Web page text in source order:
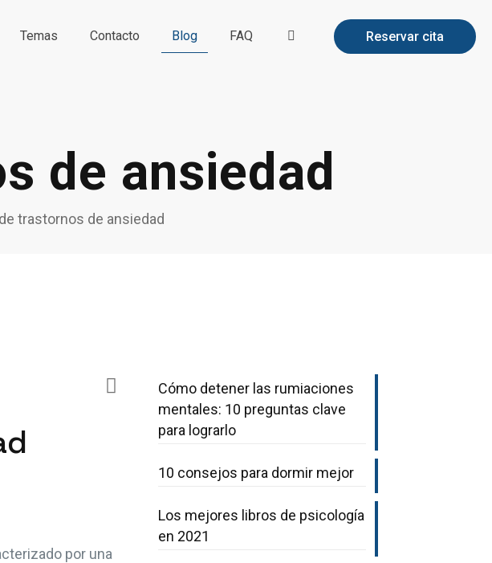
Temas Contacto Blog FAQ Reservar cita
de ansiedad
trastornos de ansiedad
por una
Cómo detener las rumiaciones
mentales: 10 preguntas clave
para lograrlo
10 consejos para dormir mejor
Los mejores libros de psicología
en 2021